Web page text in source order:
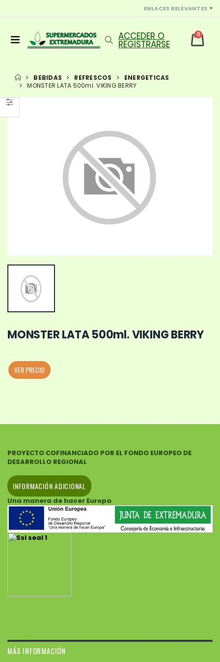
ENLACES RELEVANTES
0
BEBIDAS REFRESCOS
ENERGETICAS
MONSTER LATA 500ml. VIKING BERRY
MONSTER LATA 500ml. VIKING BERRY
VER PRECIO
PROYECTO COFINANCIADO POR EL FONDO EUROPEO DE
DESARROLLO REGIONAL
INFORMACIÓN ADICIONAL
Una manera de hacer Europa
MÁS INFORMACIÓN